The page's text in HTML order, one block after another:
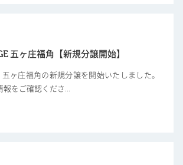
五ヶ庄福角【新規分譲開始】
五ヶ庄福角の新規分譲を開始いたしました。
報をご確認くださ...